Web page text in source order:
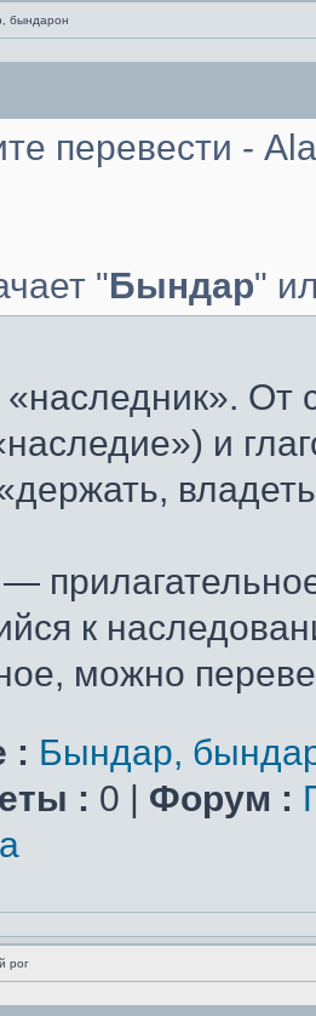
бындарон
перевести -
"Бындар"
От
и
к
можно
: Бындар,
: 0 | Форум :
рог